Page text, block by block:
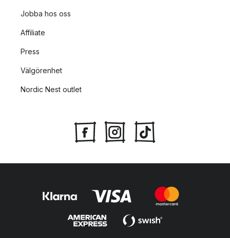
Jobba hos oss
Affiliate
Press
Välgörenhet
Nordic Nest outlet